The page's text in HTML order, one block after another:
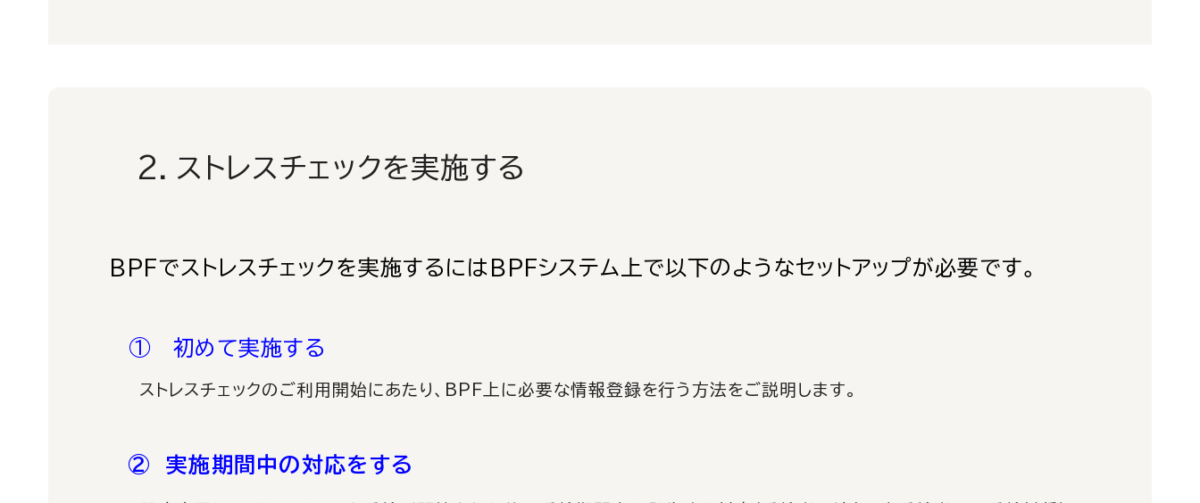
2．ストレスチェックを実施する
BPFでストレスチェックを実施するにはBPFシステム上で以下のようなセットアップが必要です。
① 初めて実施する
ストレスチェックのご利用開始にあたり、BPF上に必要な情報登録を行う方法をご説明します。
② 実施期間中の対応をする